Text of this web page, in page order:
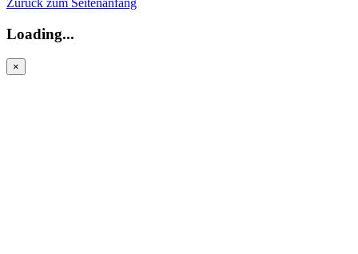
Zurück zum Seitenanfang
Loading...
×